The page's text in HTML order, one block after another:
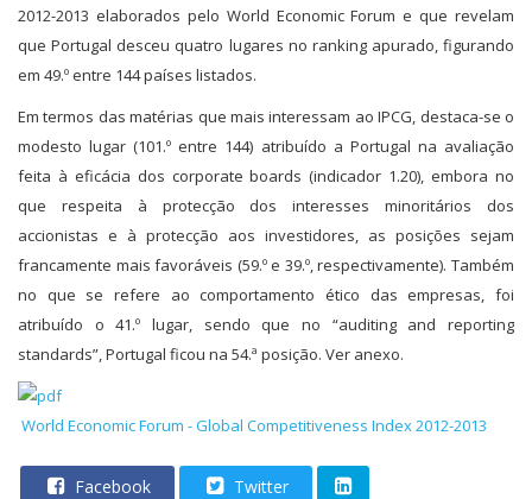
2012-2013 elaborados pelo World Economic Forum e que revelam
que Portugal desceu quatro lugares no ranking apurado, figurando
em 49.º entre 144 países listados.
Em termos das matérias que mais interessam ao IPCG, destaca-se o
modesto lugar (101.º entre 144) atribuído a Portugal na avaliação
feita à eficácia dos corporate boards (indicador 1.20), embora no
que respeita à protecção dos interesses minoritários dos
accionistas e à protecção aos investidores, as posições sejam
francamente mais favoráveis (59.º e 39.º, respectivamente). Também
no que se refere ao comportamento ético das empresas, foi
atribuído o 41.º lugar, sendo que no “auditing and reporting
standards”, Portugal ficou na 54.ª posição. Ver anexo.
World Economic Forum - Global Competitiveness Index 2012-2013
Facebook Twitter